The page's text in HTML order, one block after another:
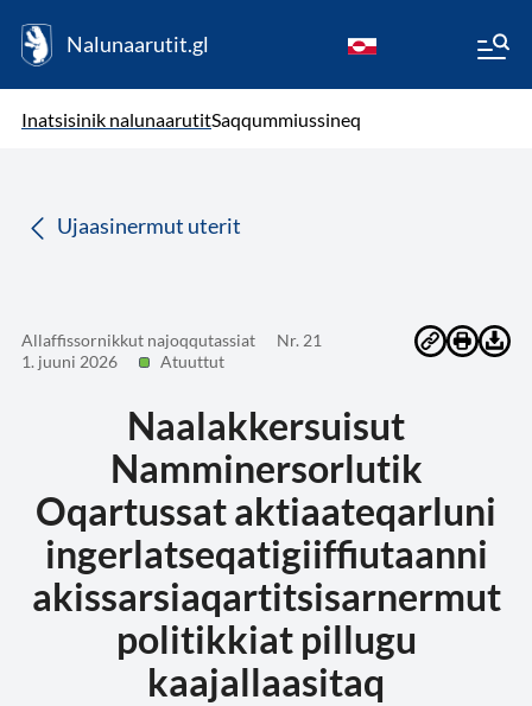
Nalunaarutit.gl
Inatsisinik nalunaarutitSaqqummiussineq
Ujaasinermut uterit
Allaffissornikkut najoqqutassiat
Nr. 21
1. juuni 2026
Atuuttut
Naalakkersuisut
Namminersorlutik
Oqartussat aktiaateqarluni
ingerlatseqatigiiffiutaanni
akissarsiaqartitsisarnermut
politikkiat pillugu
kaajallaasitaq